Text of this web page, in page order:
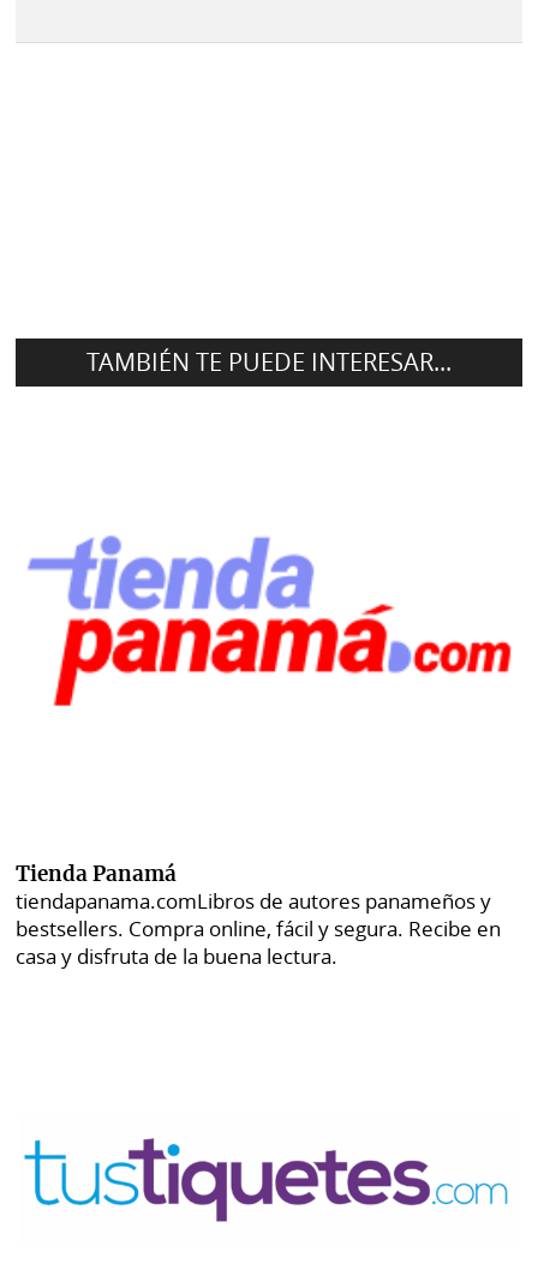
TAMBIÉN TE PUEDE INTERESAR...
Tienda Panamá
tiendapanama.comLibros de autores panameños y
bestsellers. Compra online, fácil y segura. Recibe en
casa y disfruta de la buena lectura.